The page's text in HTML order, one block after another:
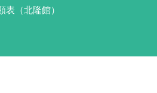
表（北隆館）